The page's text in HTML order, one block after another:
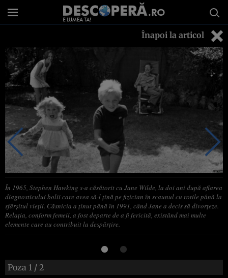
Înapoi la articol
În 1965, Stephen Hawking s-a căsătorit cu Jane Wilde, la doi ani după aflarea
diagnosticului bolii care avea să-l ţină pe fizician în scaunul cu rotile până la
sfârşitul vieţii. Căsnicia a ţinut până în 1991, când Jane a decis să divorţeze.
Relaţia, conform femeii, a fost departe de a fi fericită, existând mai multe
elemente care au contribuit la despărţire.
Poza 1 / 2